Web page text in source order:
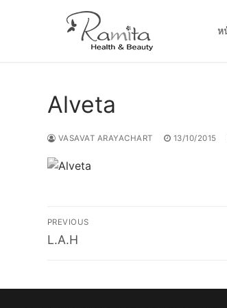
ห
Alveta
VASAVAT ARAYACHART 13/10/2015
Post
navigation
PREVIOUS
Previous
L.A.H